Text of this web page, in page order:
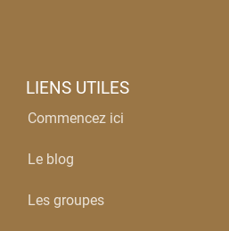
LIENS UTILES
Commencez ici
Le blog
Les groupes